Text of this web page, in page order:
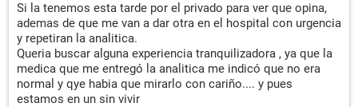
Si la tenemos esta tarde por el privado para ver que opina,
ademas de que me van a dar otra en el hospital con urgencia
y repetiran la analitica.
Queria buscar alguna experiencia tranquilizadora , ya que la
medica que me entregó la analitica me indicó que no era
normal y qye habia que mirarlo con cariño.... y pues
estamos en un sin vivir